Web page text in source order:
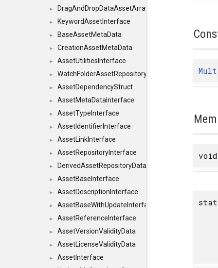
► DragAndDropDataAssetArray
► KeywordAssetInterface
► BaseAssetMetaData
► CreationAssetMetaData
► AssetUtilitiesInterface
► WatchFolderAssetRepositoryInterface
► AssetDependencyStruct
► AssetMetaDataInterface
► AssetTypeInterface
► AssetIdentifierInterface
► AssetLinkInterface
► AssetRepositoryInterface
► DerivedAssetRepositoryDataInterface
► AssetBaseInterface
► AssetDescriptionInterface
► AssetBaseWithUpdateInterface
► AssetReferenceInterface
► AssetVersionValidityData
► AssetLicenseValidityData
►
AssetInterface